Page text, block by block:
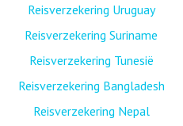
Reisverzekering Uruguay
Reisverzekering Suriname
Reisverzekering Tunesië
Reisverzekering Bangladesh
Reisverzekering Nepal